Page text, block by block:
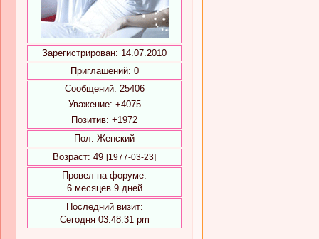
Зарегистрирован: 14.07.2010
Приглашений: 0
Сообщений: 25406
Уважение: +4075
Позитив: +1972
Пол: Женский
Возраст: 49 [1977-03-23]
Провел на форуме:
6 месяцев 9 дней
Последний визит:
Сегодня 03:48:31 pm